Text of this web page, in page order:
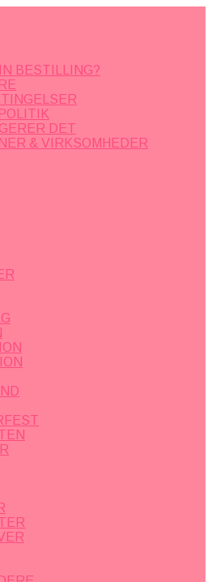
BESTILLING?
DET
& VIRKSOMHEDER